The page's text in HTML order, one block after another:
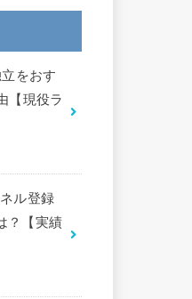
をおす
【現役ラ
ル登録
？【実績